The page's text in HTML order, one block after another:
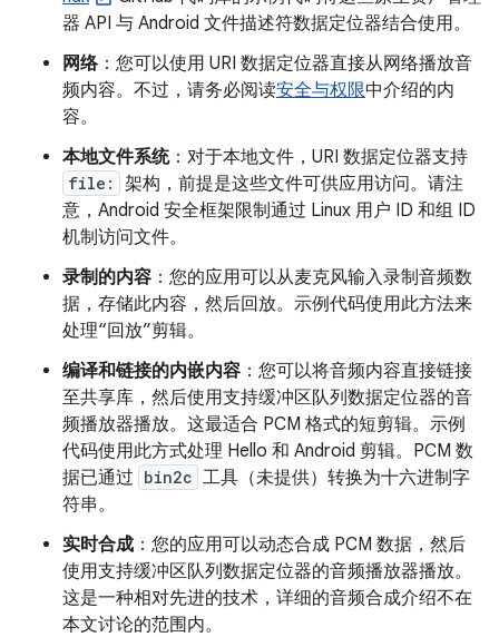
器 API 与 Android 文件描述符数据定位器结合使用。
网络：您可以使用 URI 数据定位器直接从网络播放音
频内容。不过，请务必阅读安全与权限中介绍的内
容。
本地文件系统：对于本地文件，URI 数据定位器支持
file:
架构，前提是这些文件可供应用访问。请注
意，Android 安全框架限制通过 Linux 用户 ID 和组 ID
机制访问文件。
录制的内容 ：您的应用可以从麦克风输入录制音频数
据，存储此内容，然后回放。示例代码使用此方法来
处理“回放”剪辑。
编译和链接的内嵌内容 ：您可以将音频内容直接链接
至共享库，然后使用支持缓冲区队列数据定位器的音
频播放器播放。这最适合 PCM 格式的短剪辑。示例
代码使用此方式处理 Hello 和 Android 剪辑。 PCM 数
据已通过 bin2c 工具（未提供）转换为十六进制字
符串。
实时合成 ：您的应用可以动态合成 PCM 数据，然后
使用支持缓冲区队列数据定位器的音频播放器播放。
这是一种相对先进的技术，详细的音频合成介绍不在
本文讨论的范围内。